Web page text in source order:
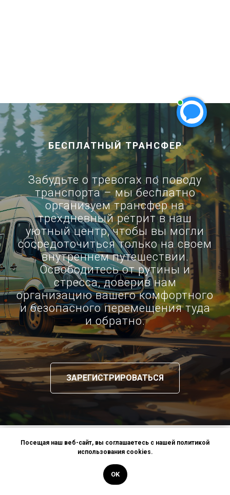
БЕСПЛАТНЫЙ ТРАНСФЕР
Забудьте о тревогах по поводу
транспорта – мы бесплатно
организуем трансфер на
трехдневный ретрит в наш
уютный центр, чтобы вы могли
сосредоточиться только на своем
внутреннем путешествии.
Освободитесь от рутины и
стресса, доверив нам
организацию вашего комфортного
и безопасного перемещения туда
и обратно.
ЗАРЕГИСТРИРОВАТЬСЯ
Ретрит «Осознанность» в Подмосковье—
сочетание медитации, практик осознанности и
психологического сопровождения
Посещая наш веб-сайт, вы соглашаетесь с нашей политикой
использования cookies.
OK